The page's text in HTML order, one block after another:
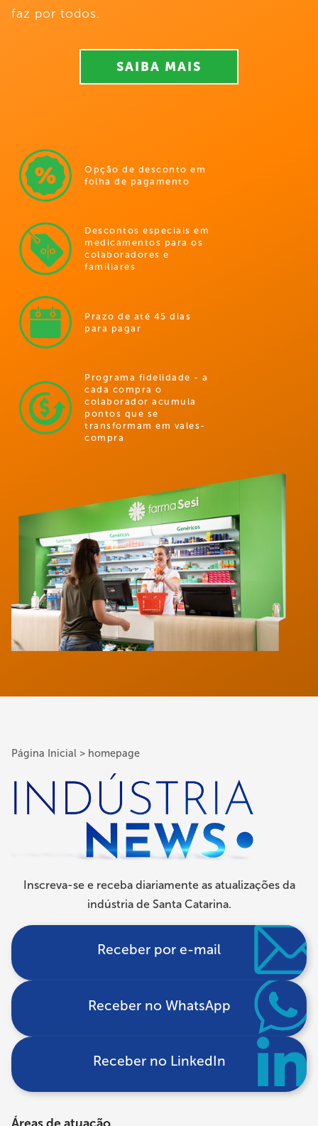
faz por todos.
SAIBA MAIS
Opção de desconto em
folha de pagamento
Descontos especiais em
medicamentos para os
colaboradores e
familiares
Prazo de até 45 dias
para pagar
Programa fidelidade - a
cada compra o
colaborador acumula
pontos que se
transformam em vales-
compra
de
navegação
Página Inicial homepage
Inscreva-se e receba diariamente as atualizações da
indústria de Santa Catarina.
Receber por e-mail
Receber no WhatsApp
Receber no LinkedIn